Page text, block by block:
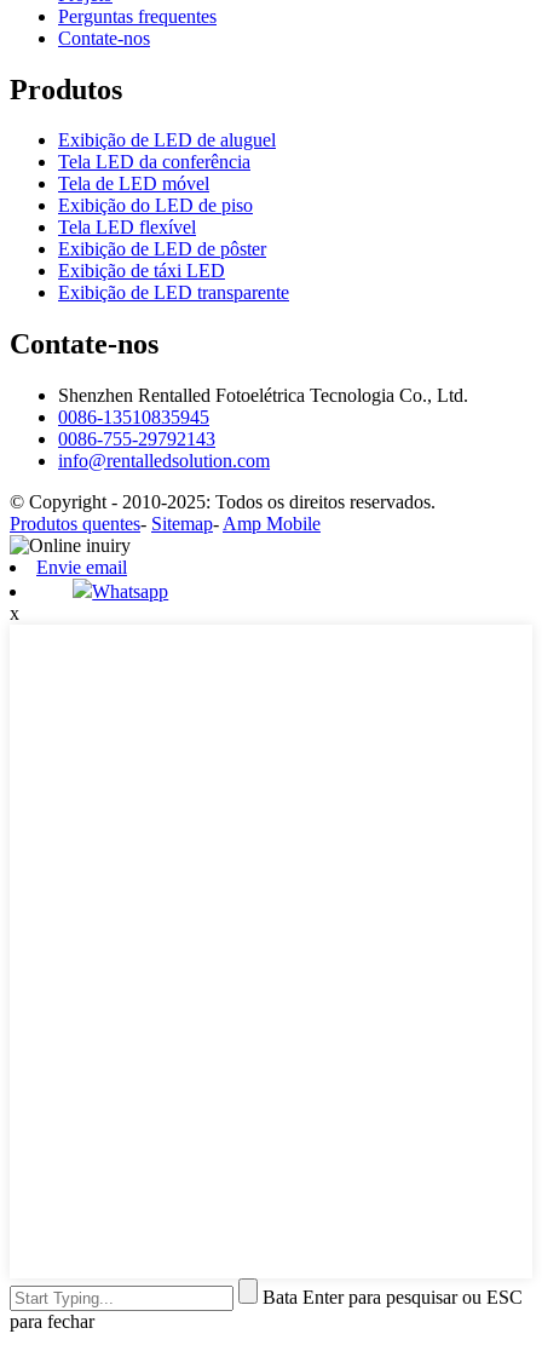
Perguntas frequentes
Contate-nos
Produtos
Exibição de LED de aluguel
Tela LED da conferência
Tela de LED móvel
Exibição do LED de piso
Tela LED flexível
Exibição de LED de pôster
Exibição de táxi LED
Exibição de LED transparente
Contate-nos
Shenzhen Rentalled Fotoelétrica Tecnologia Co., Ltd.
0086-13510835945
0086-755-29792143
info@rentalledsolution.com
© Copyright - 2010-2025: Todos os direitos reservados.
Produtos quentes- Sitemap- Amp Mobile
Envie email
Whatsapp
x
Bata Enter para pesquisar ou ESC
para fechar